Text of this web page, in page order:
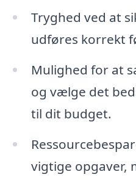
Tryghed ved at
udføres korrekt
Mulighed for at
og vælge det
til dit budget.
vigtige opgaver,